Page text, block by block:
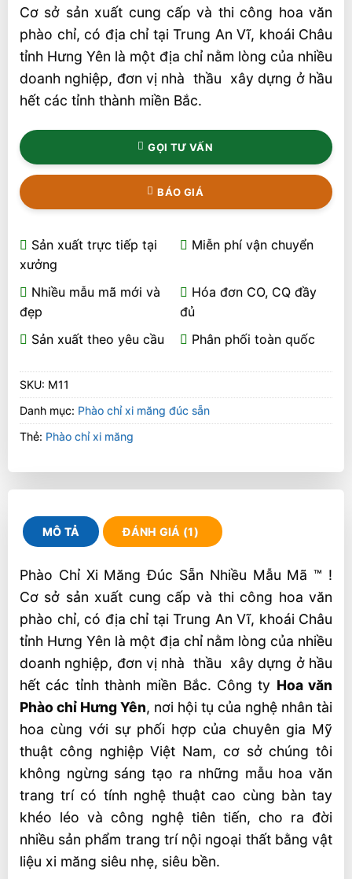
Cơ sở sản xuất cung cấp và thi công hoa văn
phào chỉ, có địa chỉ tại Trung An Vĩ, khoái Châu
tỉnh Hưng Yên là một địa chỉ nằm lòng của nhiều
doanh nghiệp, đơn vị nhà thầu xây dựng ở hầu
hết các tỉnh thành miền Bắc.
GỌI TƯ VẤN
BÁO GIÁ
Sản xuất trực tiếp tại
xưởng
Miễn phí vận chuyển
Nhiều mẫu mã mới và
đẹp
Hóa đơn CO, CQ đầy
đủ
Sản xuất theo yêu cầu
Phân phối toàn quốc
SKU: M11
Danh mục: Phào chỉ xi măng đúc sẵn
Thẻ: Phào chỉ xi măng
MÔ TẢ ĐÁNH GIÁ (1)
Phào Chỉ Xi Măng Đúc Sẵn Nhiều Mẫu Mã ™ !
Cơ sở sản xuất cung cấp và thi công hoa văn
phào chỉ, có địa chỉ tại Trung An Vĩ, khoái Châu
tỉnh Hưng Yên là một địa chỉ nằm lòng của nhiều
doanh nghiệp, đơn vị nhà thầu xây dựng ở hầu
hết các tỉnh thành miền Bắc. Công ty Hoa văn
Phào chỉ Hưng Yên, nơi hội tụ của nghệ nhân tài
hoa cùng với sự phối hợp của chuyên gia Mỹ
thuật công nghiệp Việt Nam, cơ sở chúng tôi
không ngừng sáng tạo ra những mẫu hoa văn
trang trí có tính nghệ thuật cao cùng bàn tay
khéo léo và công nghệ tiên tiến, cho ra đời
nhiều sản phẩm trang trí nội ngoại thất bằng vật
liệu xi măng siêu nhẹ, siêu bền.